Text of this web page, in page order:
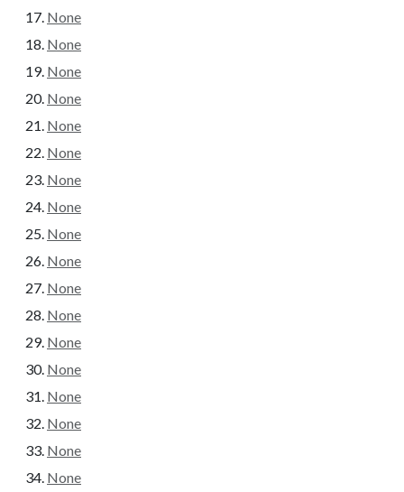
None
None
None
None
None
None
None
None
None
None
None
None
None
None
None
None
None
None